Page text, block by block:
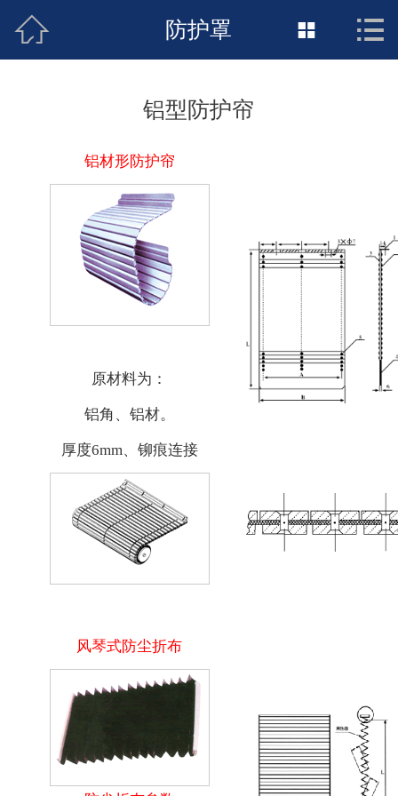
网站首页
销售网络
联系我们
 防护罩  
铝型防护帘
铝材形防护帘
原材料为：
铝角、铝材。
厚度6mm、铆痕连接
风琴式防尘折布